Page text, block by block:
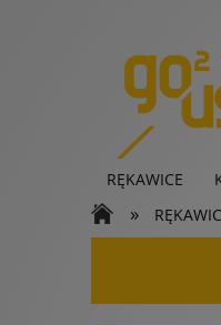
RĘKAWICE
KARTY
»